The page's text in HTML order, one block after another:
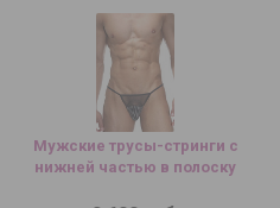
Мужские трусы-стринги с
нижней частью в полоску